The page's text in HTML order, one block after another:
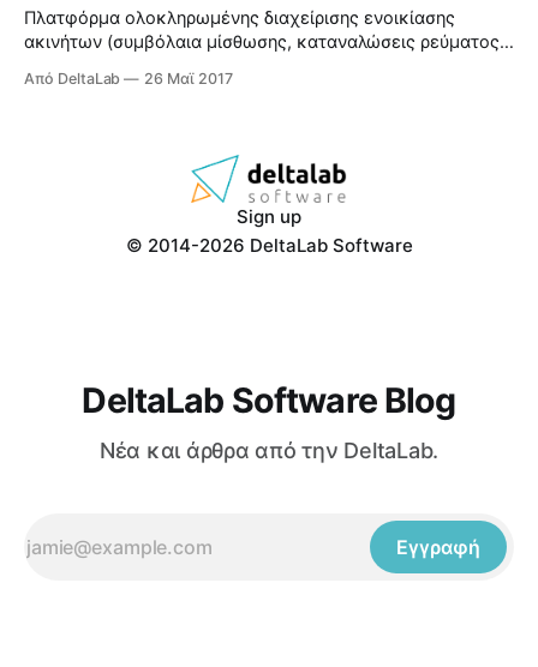
Πλατφόρμα ολοκληρωμένης διαχείρισης ενοικίασης
ακινήτων (συμβόλαια μίσθωσης, καταναλώσεις ρεύματος
Από DeltaLab 26 Μαϊ 2017
Sign up
© 2014-2026 DeltaLab Software
DeltaLab Software Blog
Νέα και άρθρα από την DeltaLab.
Εγγραφή